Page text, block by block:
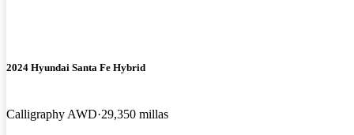
2024 Hyundai Santa Fe Hybrid
Calligraphy AWD 29,350 millas